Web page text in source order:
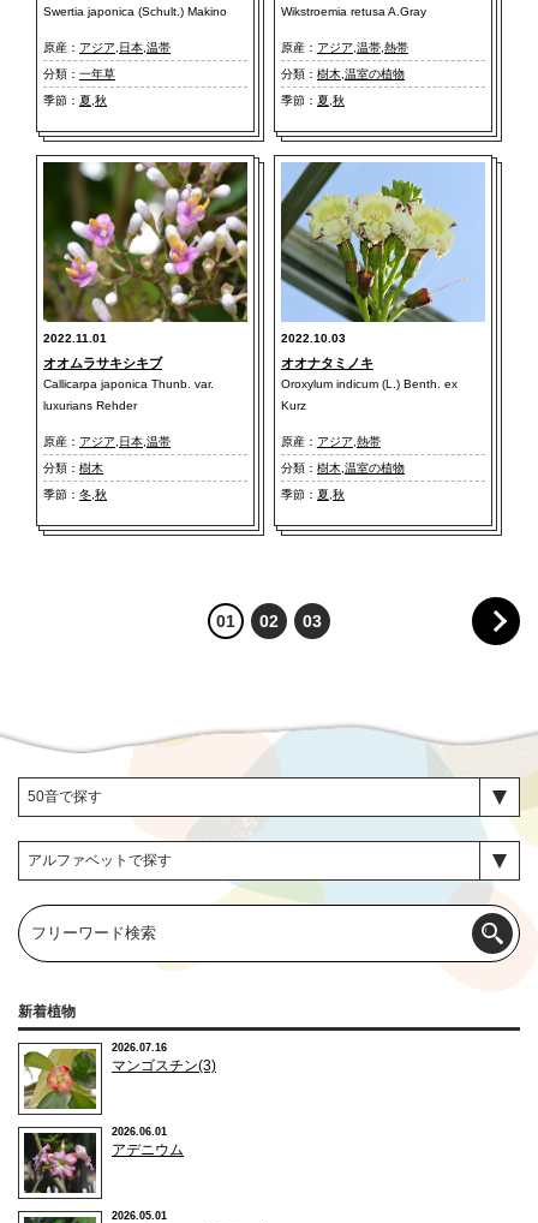
Swertia japonica (Schult.) Makino
原産： アジア, 日本,温帯
分類： 一年草
季節： 夏 ,秋
Wikstroemia retusa A.Gray
原産： アジア,温帯,熱帯
分類： 樹木,温室の植物
季節： 夏 ,秋
2022.11.01
オオムラサキシキブ
Callicarpa japonica Thunb. var.
luxurians Rehder
原産： アジア 日本 温帯
分類： 樹木
季節： 冬 秋
2022.10.03
オオナタミノキ
Oroxylum indicum (L.) Benth. ex
Kurz
原産： アジア 熱帯
分類： 樹木, 温室の植物
季節： 夏, 秋
01 02 03
新着植物
2026.07.16
マンゴスチン(3)
2026.06.01
アデニウム
2026.05.01